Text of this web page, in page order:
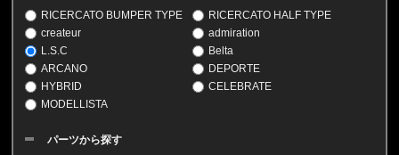
RICERCATO BUMPER TYPE
RICERCATO HALF TYPE
createur
admiration
L.S.C
Belta
ARCANO
DEPORTE
HYBRID
CELEBRATE
MODELLISTA
パーツから探す